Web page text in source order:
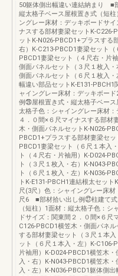
50躯体側出幅違い連結納まり ■
縦太格子ベース屋根置き式（短
ングレー床材：デッキボードサ
ナスする部材妻梁セットK-C226-
ットK-N026-PBCD1+プラスする
右）K-C213-PBCD1妻梁セット
PBCD1妻梁セット（４尺右・片
側面パネルセット（３尺１枚入・
側面パネルセット（６尺１枚入
幅違い部品セットK-E131-PBCH1
ャイングレー床材：デッキボー
例㉖屋根置き式・縦太格子ベー
太格子色：シャイングレー床材
４．０間×６尺マイナスする部材
木・側面パネルセットK-N026-
PBCD1+プラスする部材妻梁セ
PBCD1妻梁セット（６尺１本入
ト（４尺右・片袖用）K-D024-
ト（３尺１枚入・右）K-N043-
ト（６尺１枚入・左）K-N036-
トK-E131-PBCH1連結根太セッ
尺(3尺）色：シャイングレー床
尺6 ■部材拾い出し例㉗柱建て
（短柱）1面材：縦太格子色：
ドサイズ：関東間２．０間×６尺
C126-PBCD1横笠木・側面パネ
する部材妻梁セット（３尺１本
ット（６尺１本入・左）K-C106-
片袖用）K-D024-PBCD1横笠木
入・右）K-N043-PBCD1横笠木
入・左）K-N036-PBCD1躯体側